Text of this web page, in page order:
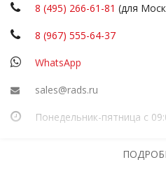
8 (495) 266-61-81 (для
8 (967) 555-64-37
WhatsApp
sales@rads.ru
Понедельник-пятница с
316774600251277